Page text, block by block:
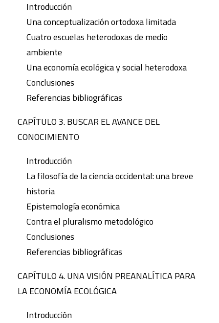
Introducción
Una conceptualización ortodoxa limitada
Cuatro escuelas heterodoxas de medio
ambiente
Una economía ecológica y social heterodoxa
Conclusiones
Referencias bibliográficas
CAPÍTULO 3. BUSCAR EL AVANCE DEL
CONOCIMIENTO
Introducción
La filosofía de la ciencia occidental: una breve
historia
Epistemología económica
Contra el pluralismo metodológico
Conclusiones
Referencias bibliográficas
CAPÍTULO 4. UNA VISIÓN PREANALÍTICA PARA
LA ECONOMÍA ECOLÓGICA
Introducción